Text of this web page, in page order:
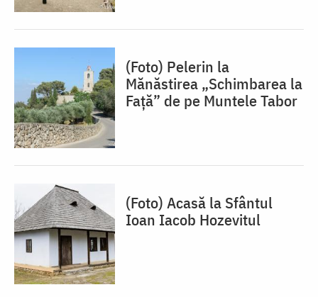
(Foto) Pelerin la
Mănăstirea „Schimbarea la
Față” de pe Muntele Tabor
(Foto) Acasă la Sfântul
Ioan Iacob Hozevitul